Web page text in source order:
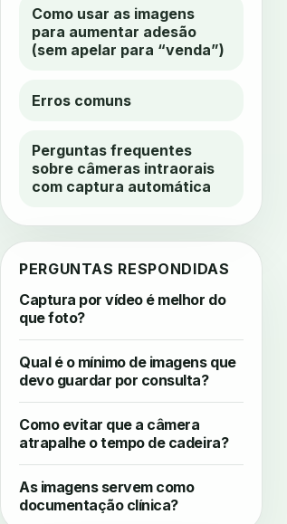
Como usar as imagens
para aumentar adesão
(sem apelar para “venda”)
Erros comuns
Perguntas frequentes
sobre câmeras intraorais
com captura automática
PERGUNTAS RESPONDIDAS
Captura por vídeo é melhor do
que foto?
Qual é o mínimo de imagens que
devo guardar por consulta?
Como evitar que a câmera
atrapalhe o tempo de cadeira?
As imagens servem como
documentação clínica?